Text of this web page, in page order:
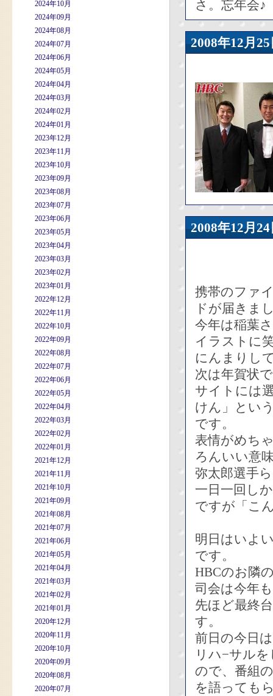
2024年10月
2024年09月
2024年08月
2024年07月
2024年06月
2024年05月
2024年04月
2024年03月
2024年02月
2024年01月
2023年12月
2023年11月
2023年10月
2023年09月
2023年08月
2023年07月
2023年06月
2023年05月
2023年04月
2023年03月
2023年02月
2023年01月
2022年12月
2022年11月
2022年10月
2022年09月
2022年08月
2022年07月
2022年06月
2022年05月
2022年04月
2022年03月
2022年02月
2022年01月
2021年12月
2021年11月
2021年10月
2021年09月
2021年08月
2021年07月
2021年06月
2021年05月
2021年04月
2021年03月
2021年02月
2021年01月
2020年12月
2020年11月
2020年10月
2020年09月
2020年08月
2020年07月
さ。忘年会♪
2008年12
2008年12
携帯のファ
ドが届きま
今年は稲葉
イラストに
にんまりし
次は年賀状
サイトには
けん」とい
です。
表情がめち
ろんいい意
弥太郎選手
一日一回し
ですが「こ
明日はいよ
です。
HBCのお隣
司会は今年
先ほど最終
す。
前日の今日
リハ−サル
ので、番組
を語っても